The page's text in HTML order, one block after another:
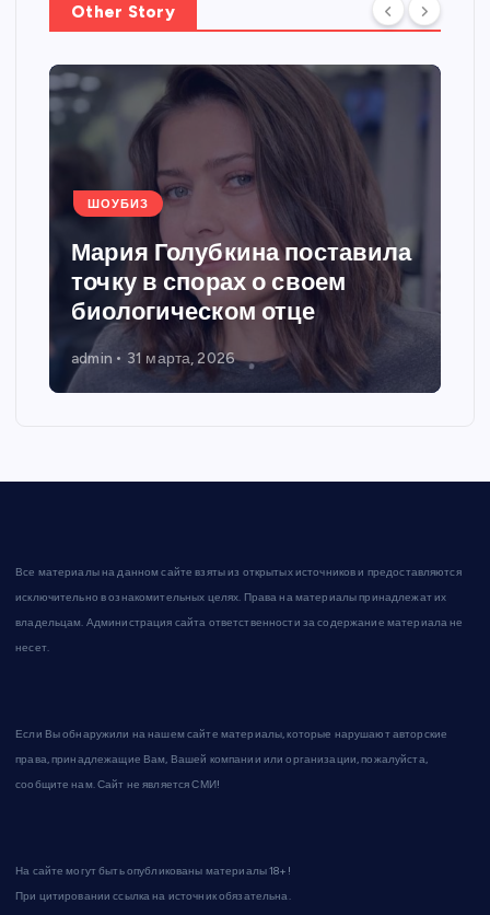
Other Story
ШОУБИЗ
Мария Голубкина поставила
точку в спорах о своем
биологическом отце
admin 31 марта, 2026
Все материалы на данном сайте взяты из открытых источников и предоставляются
исключительно в ознакомительных целях. Права на материалы принадлежат их
владельцам. Администрация сайта ответственности за содержание материала не
несет.
Если Вы обнаружили на нашем сайте материалы, которые нарушают авторские
права, принадлежащие Вам, Вашей компании или организации, пожалуйста,
сообщите нам. Сайт не является СМИ!
На сайте могут быть опубликованы материалы 18+!
При цитировании ссылка на источник обязательна.